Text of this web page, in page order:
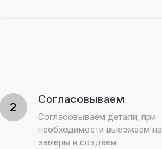
2
Согласовываем
Согласовываем детали, при
необходимости выезжаем на
замеры и создаём